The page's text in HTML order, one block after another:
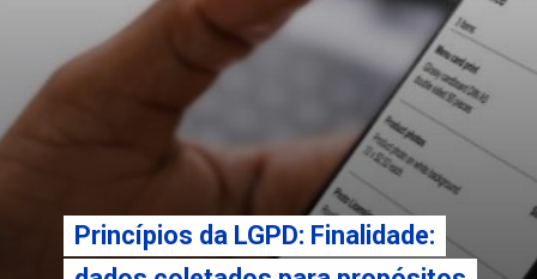
Princípios da LGPD: Finalidade:
Princípios da LGPD: Finalidade: